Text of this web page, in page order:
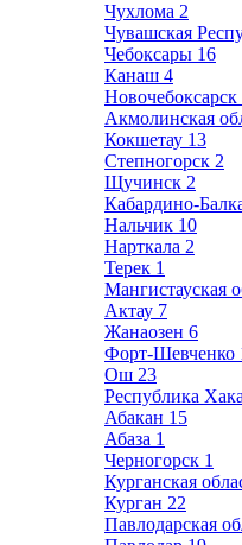
Чухлома 2
Чувашская
Чебоксары 16
Канаш 4
Новочебоксарск
Акмолинская
Кокшетау 13
Степногорск 2
Щучинск 2
Кабардино-
Нальчик 10
Нарткала 2
Терек 1
Мангистауская
Актау 7
Жанаозен 6
Форт-Шевченко
Ош 23
Республика
Абакан 15
Абаза 1
Черногорск 1
Курганская
Курган 22
Павлодарская